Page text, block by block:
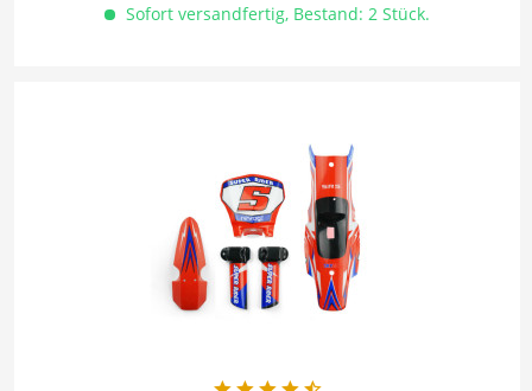
Sofort versandfertig, Bestand: 2 Stück.